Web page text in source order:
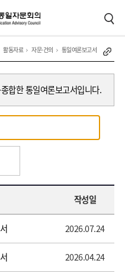
활동자료 자문·건의 통일여론보고서
합한 통일여론보고서입니다.
작성일
2026.07.24
2026.04.24